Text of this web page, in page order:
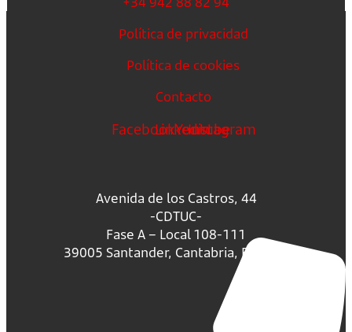
Política de privacidad
Política de cookies
Contacto
FacebookLinkedin
Youtube
Instagram
Avenida de los Castros, 44
-CDTUC-
Fase A – Local 108-111
39005 Santander, Cantabria, España.